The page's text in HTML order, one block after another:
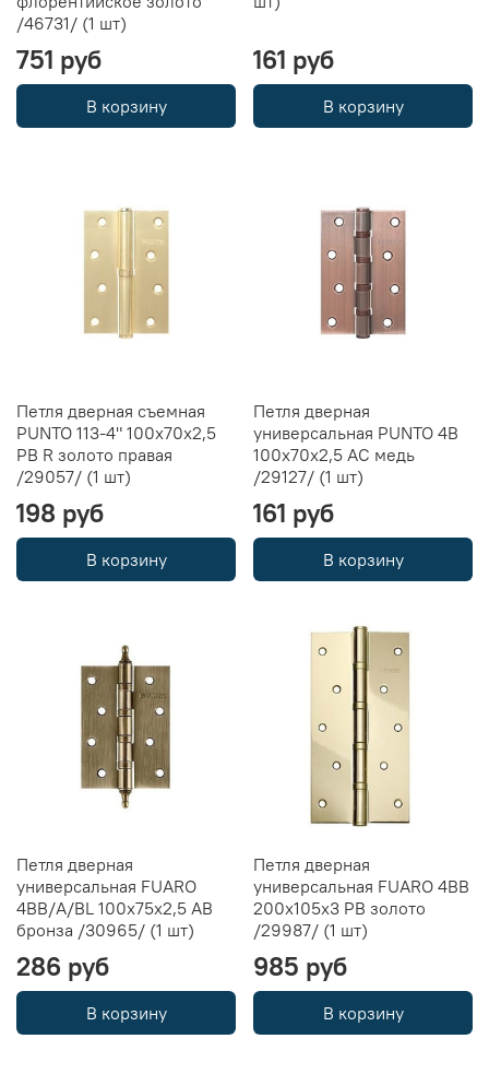
/46731/ (1 шт)
751 руб
В корзину
161 руб
В корзину
Петля дверная съемная
PUNTO 113-4" 100х70х2,5
PB R золото правая
/29057/ (1 шт)
198 руб
В корзину
Петля дверная
универсальная PUNTO 4B
100х70х2,5 AC медь
/29127/ (1 шт)
161 руб
В корзину
Петля дверная
универсальная FUARO
4BB/A/BL 100x75x2,5 AB
бронза /30965/ (1 шт)
286 руб
В корзину
Петля дверная
универсальная FUARO 4BB
200x105x3 PB золото
/29987/ (1 шт)
985 руб
В корзину